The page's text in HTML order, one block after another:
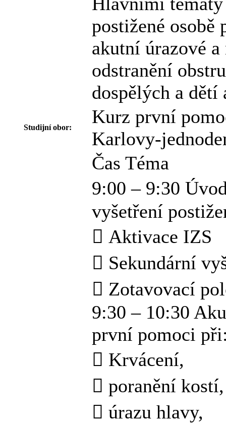
postižené
akutní úrazové
odstranění
dospělých a
Studijní obor:
Kurz první
Karlovy-
Čas Téma
9:00 – 9:30
vyšetření
 Aktivace IZS
 Sekundární
 Zotavovací
9:30 – 10:30
první pomoci
 Krvácení,
 poranění
 úrazu hlavy,